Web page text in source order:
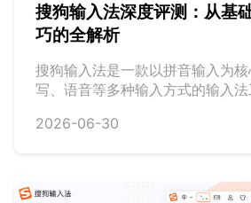
搜狗输入法深度评测：从基
巧的全解析
搜狗输入法是一款以拼音输入为
写、语音等多种输入方式的输入
2026-06-30